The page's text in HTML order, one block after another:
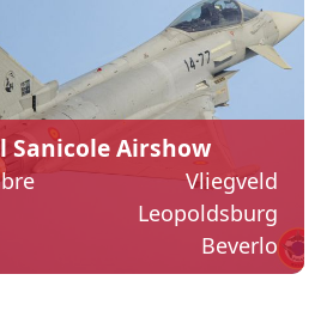
Airshow
Vliegveld
Leopoldsburg
Beverlo